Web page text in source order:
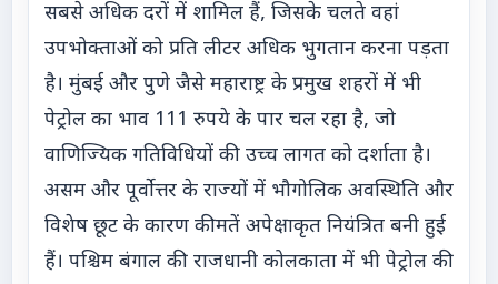
सबसे अधिक दरों में शामिल हैं, जिसके चलते वहां
उपभोक्ताओं को प्रति लीटर अधिक भुगतान करना पड़ता
है। मुंबई और पुणे जैसे महाराष्ट्र के प्रमुख शहरों में भी
पेट्रोल का भाव 111 रुपये के पार चल रहा है, जो
वाणिज्यिक गतिविधियों की उच्च लागत को दर्शाता है।
असम और पूर्वोत्तर के राज्यों में भौगोलिक अवस्थिति और
विशेष छूट के कारण कीमतें अपेक्षाकृत नियंत्रित बनी हुई
हैं। पश्चिम बंगाल की राजधानी कोलकाता में भी पेट्रोल की